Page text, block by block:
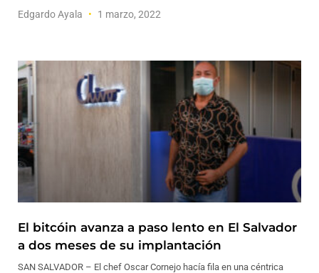
Edgardo Ayala 1 marzo, 2022
El bitcóin avanza a paso lento en El Salvador
a dos meses de su implantación
SAN SALVADOR – El chef Oscar Cornejo hacía fila en una céntrica